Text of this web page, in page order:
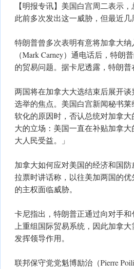
【明报专讯】美国白宫周二表示
此前多次发出这一威胁，但最近几
特朗普曾多次表明有意将加拿大
（Mark Carney）通电话后，特
的贸易问题。据卡尼透露，特朗
两国将在加拿大大选结束后展开
选举的焦点。美国白宫新闻秘书
软化的原因时，否认总统对加拿
大的立场：美国一直在补贴加拿
大人民受益。」
加拿大如何应对美国的经济和国
拉票时讲话称，以往美加两国的
的主权面临威胁。
卡尼指出，特朗普正通过向对手
上重组国际贸易系统，因此加拿
发挥领导作用。
联邦保守党党魁博励治（Pierre